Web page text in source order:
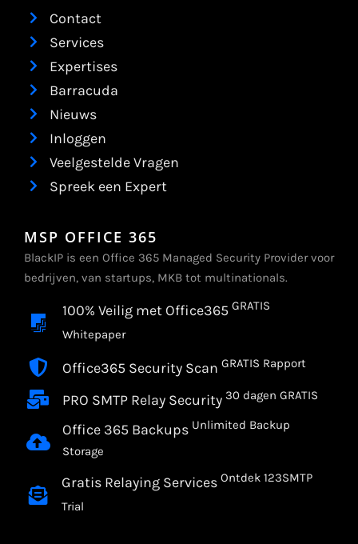
Contact
Services
Expertises
Barracuda
Nieuws
Inloggen
Veelgestelde Vragen
Spreek een Expert
MSP OFFICE 365
BlackIP is een Office 365 Managed Security Provider voor
bedrijven, van startups, MKB tot multinationals.
100% Veilig met Office365 GRATIS
Whitepaper
Office365 Security Scan GRATIS Rapport
PRO SMTP Relay Security 30 dagen GRATIS
Office 365 Backups Unlimited Backup
Storage
Gratis Relaying ServicesOntdek 123SMTP
Trial